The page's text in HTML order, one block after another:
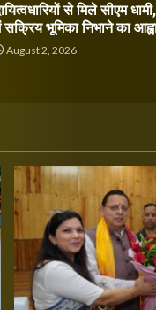
से मिले सीएम
सक्रिय भूमिका निभाने का
August 2, 2026